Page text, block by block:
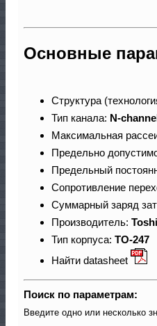
Основные
Структура
Тип канала: N-
Максимальная
Предельно
Предельный
Сопротивление
Суммарный заряд
Производитель:
Тип корпуса: TO-247
Найти datasheet
Поиск по параметрам:
Введите одно или несколько